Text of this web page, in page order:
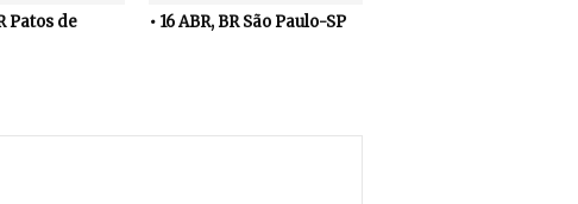
Patos de
• 16 ABR, BR São Paulo-SP